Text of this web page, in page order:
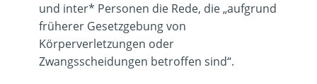
und inter* Personen die Rede, die „aufgrund
früherer Gesetzgebung von
Körperverletzungen oder
Zwangsscheidungen betroffen sind“.